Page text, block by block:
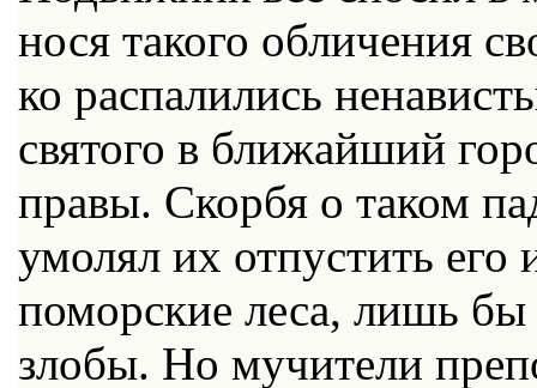
но­ся та­ко­го об­ли­че­ния
ко рас­па­ли­лись
свя­то­го в бли­жай­ший
пра­вы. Скор­бя о та­ком
умо­лял их от­пу­стить
по­мор­ские ле­са, лишь
зло­бы. Но му­чи­те­ли